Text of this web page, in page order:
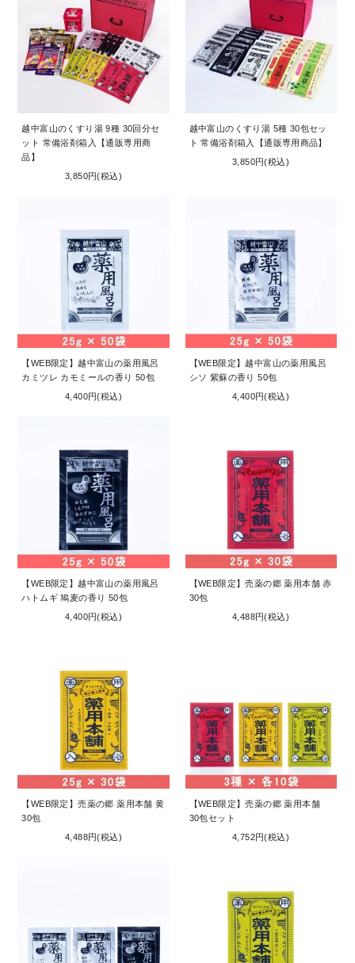
越中富山のくすり湯 9種 30回分セ
ット 常備浴剤箱入【通販専用商
品】
3,850円(税込)
越中富山のくすり湯 5種 30包セッ
ト 常備浴剤箱入【通販専用商品】
3,850円(税込)
【WEB限定】越中富山の薬用風呂
カミツレ カモミールの香り 50包
4,400円(税込)
【WEB限定】越中富山の薬用風呂
シソ 紫蘇の香り 50包
4,400円(税込)
【WEB限定】越中富山の薬用風呂
ハトムギ 鳩麦の香り 50包
4,400円(税込)
【WEB限定】売薬の郷 薬用本舗 赤
30包
4,488円(税込)
【WEB限定】売薬の郷 薬用本舗 黄
30包
4,488円(税込)
【WEB限定】売薬の郷 薬用本舗
30包セット
4,752円(税込)